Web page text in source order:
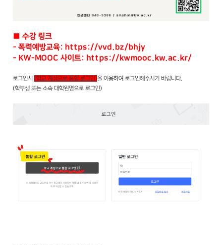
■ 수강 링크
- 폭력예방교육: https://vvd.bz/bhjy
- KW-MOOC 사이트: https://kwmooc.kw.ac.kr/
로그인시 [학교 계정으로 통합 로그인]을 이용하여 로그인해주시기 바랍니다.
(학부생 또는 소속 대학원명으로 로그인)